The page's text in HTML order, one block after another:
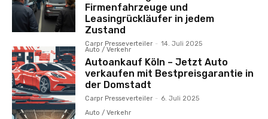
Firmenfahrzeuge und
Leasingrückläufer in jedem
Zustand
Carpr Presseverteiler - 14. Juli 2025
Auto / Verkehr
Autoankauf Köln – Jetzt Auto
verkaufen mit Bestpreisgarantie in
der Domstadt
Carpr Presseverteiler - 6. Juli 2025
Auto / Verkehr